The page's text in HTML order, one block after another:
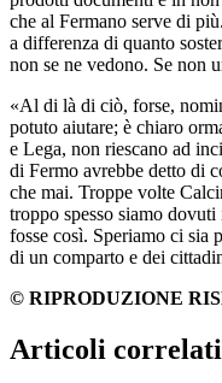
che al Fermano serve di
a differenza di quanto
non se ne vedono. Se non
«Al di là di ciò, forse,
potuto aiutare; è chiaro
e Lega, non riescano ad
di Fermo avrebbe detto di
che mai. Troppe volte
troppo spesso siamo
fosse così. Speriamo ci sia
di un comparto e dei
© RIPRODUZIONE
Articoli correlati